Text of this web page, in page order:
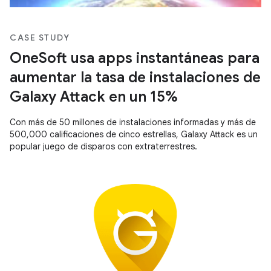
CASE STUDY
OneSoft usa apps instantáneas para
aumentar la tasa de instalaciones de
Galaxy Attack en un 15%
Con más de 50 millones de instalaciones informadas y más de
500,000 calificaciones de cinco estrellas, Galaxy Attack es un
popular juego de disparos con extraterrestres.